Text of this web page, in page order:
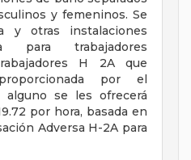
y femeninos. Se
y otras instalaciones
para trabajadores
H 2A que
por el
se les ofrecerá
por hora, basada en
Adversa H-2A para